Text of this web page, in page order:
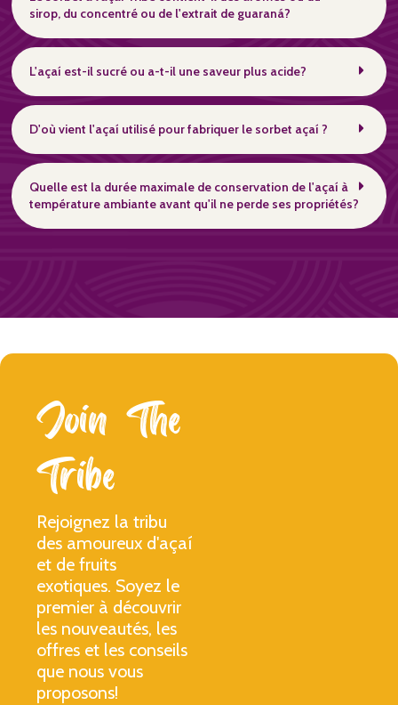
sirop, du concentré ou de l'extrait de guaraná?
L'açaí est-il sucré ou a-t-il une saveur plus acide?
D'où vient l'açaí utilisé pour fabriquer le sorbet açaí ?
Quelle est la durée maximale de conservation de l'açaí à
température ambiante avant qu'il ne perde ses propriétés?
Join The
Tribe
Rejoignez la tribu
des amoureux d'açaí
et de fruits
exotiques. Soyez le
premier à découvrir
les nouveautés, les
offres et les conseils
que nous vous
proposons!